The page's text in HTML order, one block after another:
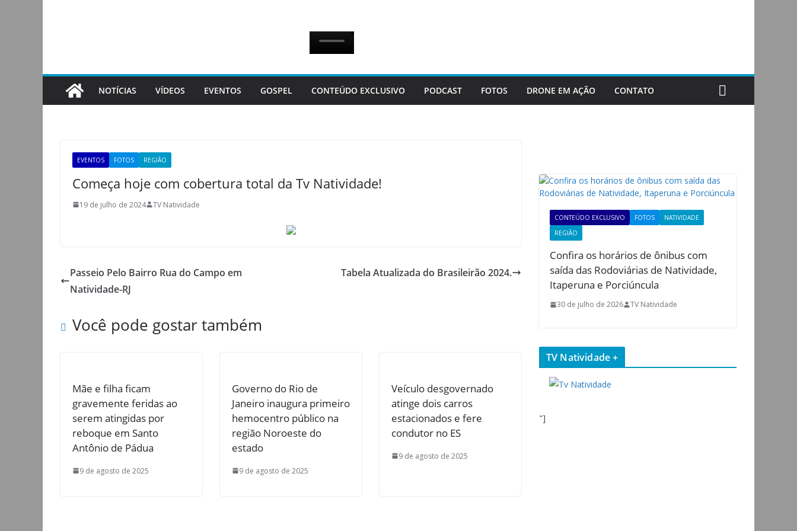
NOTÍCIAS VÍDEOS EVENTOS GOSPEL CONTEÚDO EXCLUSIVO PODCAST FOTOS DRONE EM AÇÃO CONTATO
EVENTOS FOTOS REGIÃO
Começa hoje com cobertura total da Tv Natividade!
19 de julho de 2024 TV Natividade
Passeio Pelo Bairro Rua do Campo em
Natividade-RJ
Tabela Atualizada do Brasileirão 2024.
Você pode gostar também
Mãe e filha ficam
gravemente feridas ao
serem atingidas por
reboque em Santo
Antônio de Pádua
9 de agosto de 2025
Governo do Rio de
Janeiro inaugura primeiro
hemocentro público na
região Noroeste do
estado
9 de agosto de 2025
Veículo desgovernado
atinge dois carros
estacionados e fere
condutor no ES
9 de agosto de 2025
CONTEÚDO EXCLUSIVO FOTOS
NATIVIDADE
REGIÃO
Confira os horários de ônibus com
saída das Rodoviárias de Natividade,
Itaperuna e Porciúncula
30 de julho de 2026 TV Natividade
TV Natividade +
"]